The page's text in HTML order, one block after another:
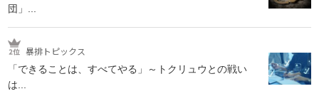
団」...
暴排トピックス
「できることは、すべてやる」～トクリュウとの戦い
は...